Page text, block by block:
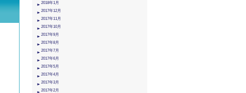
2018年1月
2017年12月
2017年11月
2017年10月
2017年9月
2017年8月
2017年7月
2017年6月
2017年5月
2017年4月
2017年3月
2017年2月